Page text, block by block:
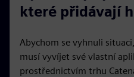
které přidávají
Abychom se vyhnuli
musí vyvíjet své vlastní
prostřednictvím trhu